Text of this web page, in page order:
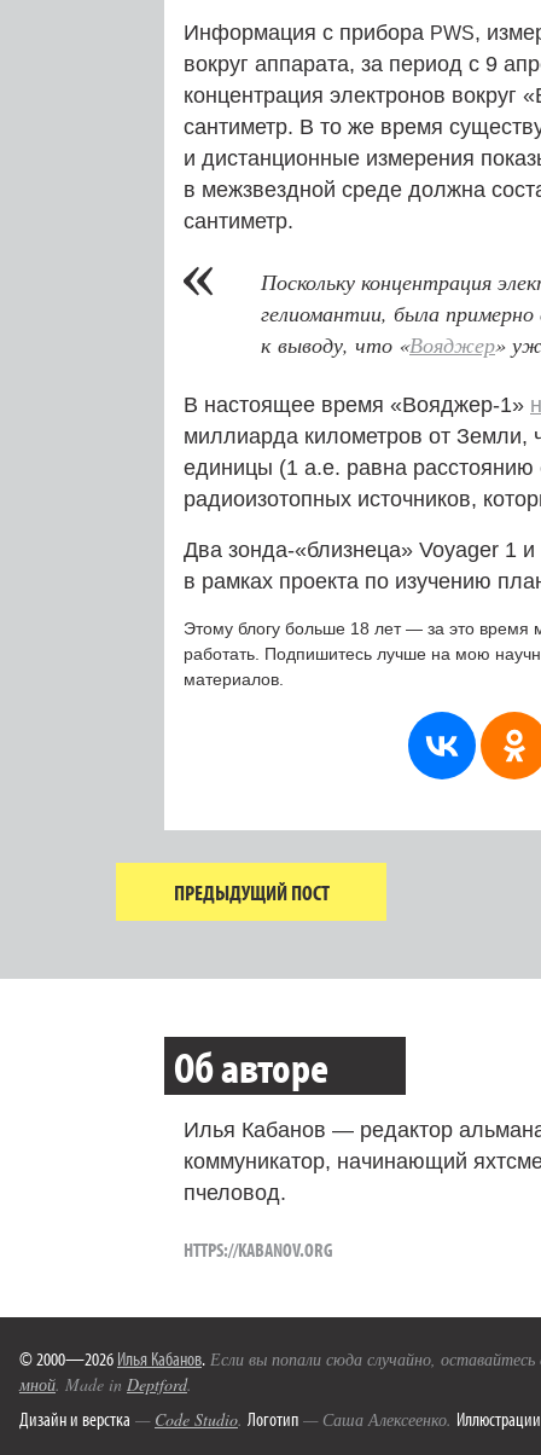
Информация с прибора PWS,
вокруг аппарата, за период с 9
концентрация электронов вокруг
сантиметр. В то же время
и дистанционные измерения
в межзвездной среде должна
сантиметр.
Поскольку концентрация
гелиомантии, была
к выводу, что «Вояджер»
В настоящее время «Вояджер‑1»
миллиарда километров от Земли,
единицы (1 а.е. равна
радиоизотопных источников,
Два зонда-«близнеца» Voyager 1
в рамках проекта по изучению
Этому блогу больше 18 лет — за это время
работать. Подпишитесь лучше на мою
материалов.
ПРЕДЫДУЩИЙ ПОСТ
Об авторе
Илья Кабанов — редактор
коммуникатор, начинающий
пчеловод.
HTTPS://KABANOV.ORG
© 2000—2026 Илья Кабанов. Если вы попали сюда случайно,
мной. Made in Deptford.
Дизайн и верстка — Code Studio. Логотип — Саша Алексеенко. Иллюстрации